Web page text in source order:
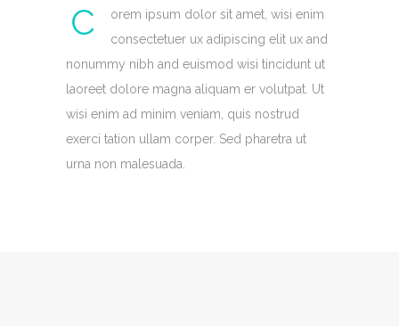
C
orem ipsum dolor sit amet, wisi enim
consectetuer ux adipiscing elit ux and
nonummy nibh and euismod wisi tincidunt ut
laoreet dolore magna aliquam er volutpat. Ut
wisi enim ad minim veniam, quis nostrud
exerci tation ullam corper. Sed pharetra ut
urna non malesuada.